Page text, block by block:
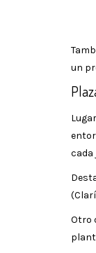
un
cada
Otro